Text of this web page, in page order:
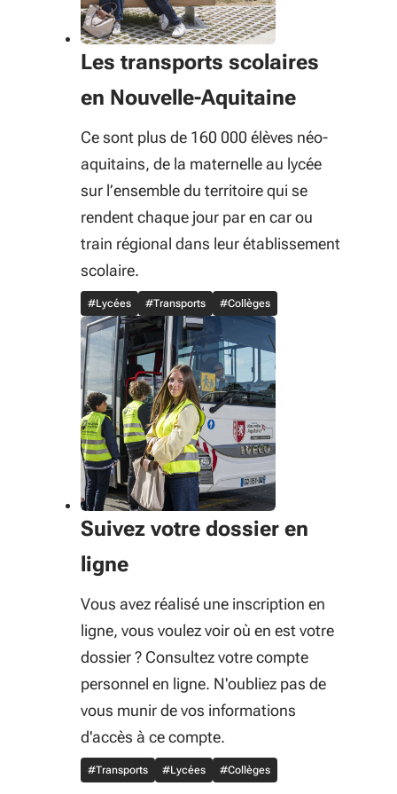
Les transports scolaires
en Nouvelle-Aquitaine
Ce sont plus de 160 000 élèves néo-
aquitains, de la maternelle au lycée
sur l’ensemble du territoire qui se
rendent chaque jour par en car ou
train régional dans leur établissement
scolaire.
#Lycées #Transports #Collèges
Suivez votre dossier en
ligne
Vous avez réalisé une inscription en
ligne, vous voulez voir où en est votre
dossier ? Consultez votre compte
personnel en ligne. N'oubliez pas de
vous munir de vos informations
d'accès à ce compte.
#Transports #Lycées #Collèges